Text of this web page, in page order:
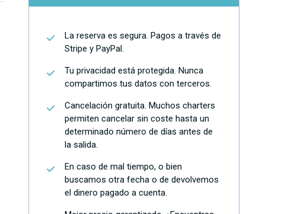
La reserva es segura. Pagos a través de
Stripe y PayPal.
Tu privacidad está protegida. Nunca
compartimos tus datos con terceros.
Cancelación gratuita. Muchos charters
permiten cancelar sin coste hasta un
determinado número de días antes de
la salida.
En caso de mal tiempo, o bien
buscamos otra fecha o de devolvemos
el dinero pagado a cuenta.